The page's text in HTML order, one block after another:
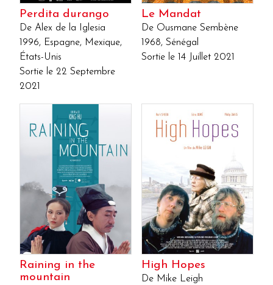
Perdita durango
De Alex de la Iglesia
1996, Espagne, Mexique,
États-Unis
Sortie le 22 Septembre
2021
Le Mandat
De Ousmane Sembène
1968, Sénégal
Sortie le 14 Juillet 2021
Raining in the
mountain
High Hopes
De Mike Leigh